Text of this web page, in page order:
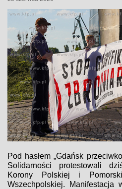
Pod hasłem „Gdańsk
Solidarności protestowali
Korony Polskiej i
Wszechpolskiej. Manifestacja